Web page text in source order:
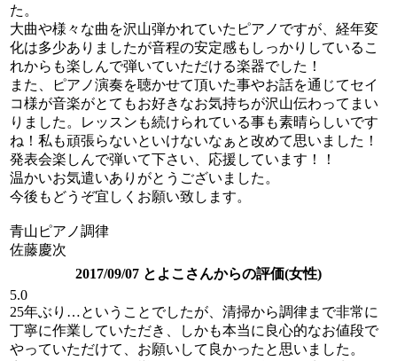
た。
大曲や様々な曲を沢山弾かれていたピアノですが、経年変
化は多少ありましたが音程の安定感もしっかりしているこ
れからも楽しんで弾いていただける楽器でした！
また、ピアノ演奏を聴かせて頂いた事やお話を通じてセイ
コ様が音楽がとてもお好きなお気持ちが沢山伝わってまい
りました。レッスンも続けられている事も素晴らしいです
ね！私も頑張らないといけないなぁと改めて思いました！
発表会楽しんで弾いて下さい、応援しています！！
温かいお気遣いありがとうございました。
今後もどうぞ宜しくお願い致します。
青山ピアノ調律
佐藤慶次
2017/09/07 とよこさんからの評価(女性)
5.0
25年ぶり…ということでしたが、清掃から調律まで非常に
丁寧に作業していただき、しかも本当に良心的なお値段で
やっていただけて、お願いして良かったと思いました。